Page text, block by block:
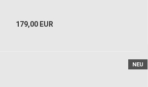
179,00 EUR
NEU